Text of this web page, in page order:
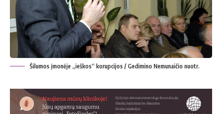
Šilumos įmonėje „ieškos“ korupcijos / Gedimino Nemunaičio nuotr.